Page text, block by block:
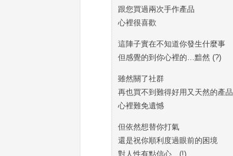
跟您買過兩次手作產品
心裡很喜歡
這陣子實在不知道你發生什麼事
但感覺的到你心裡的…黯然 (?)
雖然關了社群
再也買不到難得好用又天然的產品
心裡難免遺憾
但依然想替你打氣
還是祝你順利度過眼前的困境
對人性有點信心…(!)